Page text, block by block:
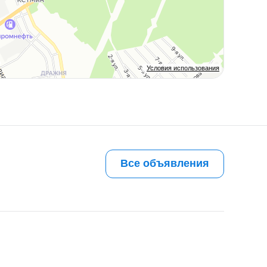
Условия использования
Все объявления